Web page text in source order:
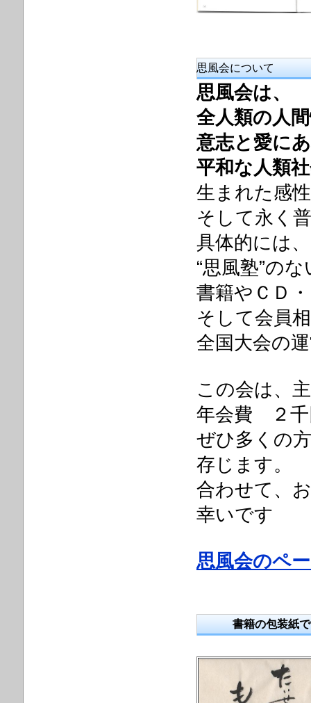
思風会について
思風会は、
全人類の人
意志と愛に
平和な人類
生まれた感
そして永く
具体的には
“思風塾”の
書籍やＣＤ
そして会員
全国大会の
この会は、
年会費 ２千
ぜひ多くの
存じます。
合わせて、
幸いです
思風会のペ
書籍の包装紙